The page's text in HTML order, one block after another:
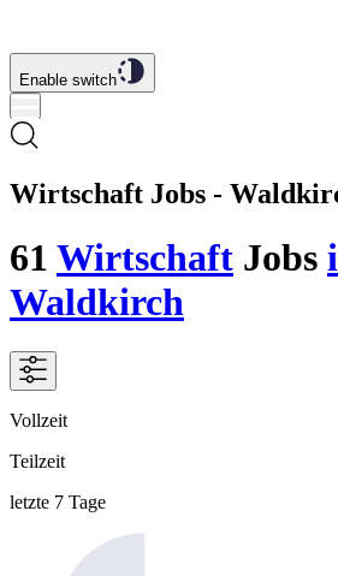
Enable switch
Wirtschaft Jobs -
61 Wirtschaft Jobs
Waldkirch
Vollzeit
Teilzeit
letzte 7 Tage